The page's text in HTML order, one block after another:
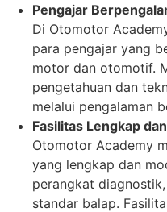
Pengajar
Di Otomotor
para pengajar yang
motor dan otomotif.
pengetahuan dan
melalui pengalaman
Fasilitas Lengkap
Otomotor Academy
yang lengkap dan
perangkat
standar balap.